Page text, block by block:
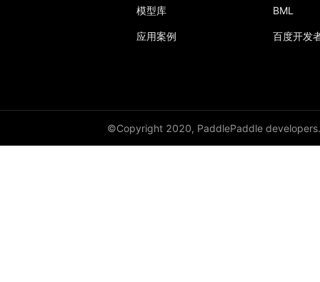
模型库
应用案例
BML
百度开发
©Copyright 2020, PaddlePaddle developers.